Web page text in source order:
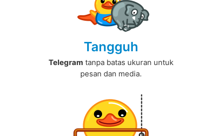
Tangguh
Telegram tanpa batas ukuran untuk
pesan dan media.